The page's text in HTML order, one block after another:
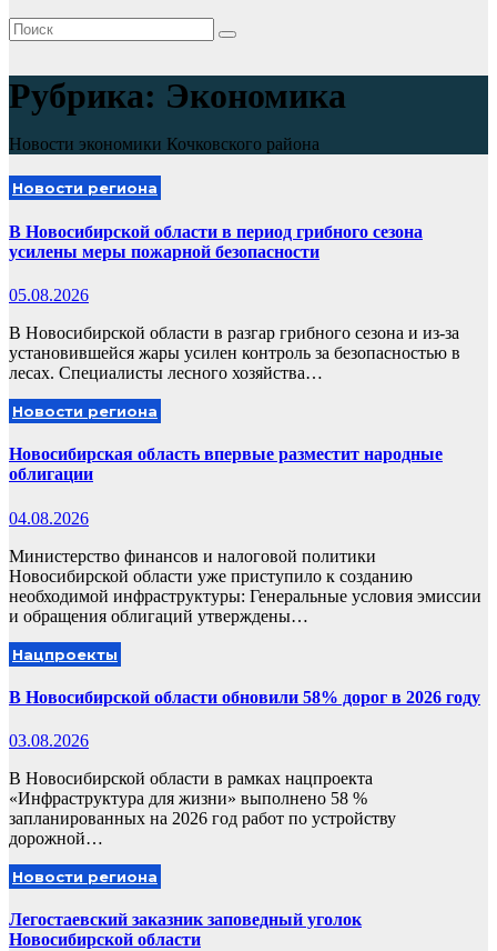
Рубрика: Экономика
Новости экономики Кочковского района
Новости региона
В Новосибирской области в период грибного сезона
усилены меры пожарной безопасности
05.08.2026
В Новосибирской области в разгар грибного сезона и из‑за
установившейся жары усилен контроль за безопасностью в
лесах. Специалисты лесного хозяйства…
Новости региона
Новосибирская область впервые разместит народные
облигации
04.08.2026
Министерство финансов и налоговой политики
Новосибирской области уже приступило к созданию
необходимой инфраструктуры: Генеральные условия эмиссии
и обращения облигаций утверждены…
Нацпроекты
В Новосибирской области обновили 58% дорог в 2026 году
03.08.2026
В Новосибирской области в рамках нацпроекта
«Инфраструктура для жизни» выполнено 58 %
запланированных на 2026 год работ по устройству
дорожной…
Новости региона
Легостаевский заказник заповедный уголок
Новосибирской области